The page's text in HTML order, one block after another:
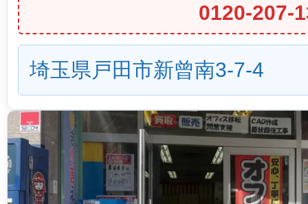
0120-207-
埼玉県戸田市新曾南3-7-4